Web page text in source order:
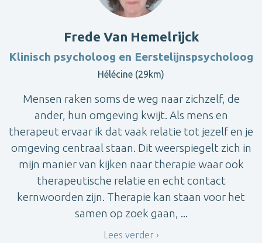
Frede Van Hemelrijck
Klinisch psycholoog en Eerstelijnspsycholoog
Hélécine (29km)
Mensen raken soms de weg naar zichzelf, de
ander, hun omgeving kwijt. Als mens en
therapeut ervaar ik dat vaak relatie tot jezelf en je
omgeving centraal staan. Dit weerspiegelt zich in
mijn manier van kijken naar therapie waar ook
therapeutische relatie en echt contact
kernwoorden zijn. Therapie kan staan voor het
samen op zoek gaan, ...
Lees verder